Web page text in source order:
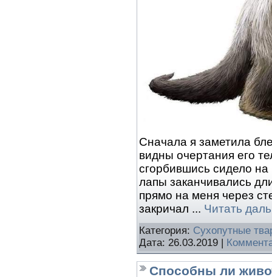
Сначала я заметила
видны очертания его
сгорбившись сидело на
лапы заканчивались
прямо на меня через
закричал ... Читать
Категория: Сухопутные
Дата: 26.03.2019
Способны ли